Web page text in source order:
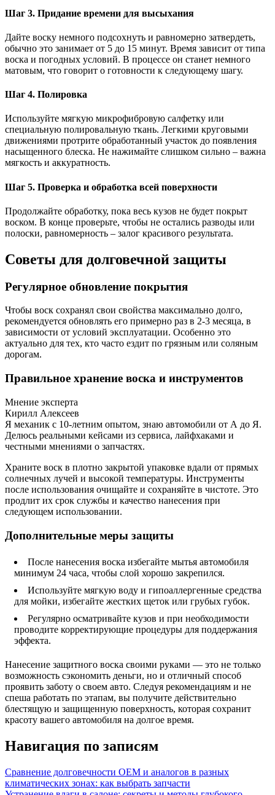
Шаг 3. Придание времени для высыхания
Дайте воску немного подсохнуть и равномерно затвердеть,
обычно это занимает от 5 до 15 минут. Время зависит от типа
воска и погодных условий. В процессе он станет немного
матовым, что говорит о готовности к следующему шагу.
Шаг 4. Полировка
Используйте мягкую микрофибровую салфетку или
специальную полировальную ткань. Легкими круговыми
движениями протрите обработанный участок до появления
насыщенного блеска. Не нажимайте слишком сильно – важна
мягкость и аккуратность.
Шаг 5. Проверка и обработка всей поверхности
Продолжайте обработку, пока весь кузов не будет покрыт
воском. В конце проверьте, чтобы не остались разводы или
полоски, равномерность – залог красивого результата.
Советы для долговечной защиты
Регулярное обновление покрытия
Чтобы воск сохранял свои свойства максимально долго,
рекомендуется обновлять его примерно раз в 2-3 месяца, в
зависимости от условий эксплуатации. Особенно это
актуально для тех, кто часто ездит по грязным или соляным
дорогам.
Правильное хранение воска и инструментов
Мнение эксперта
Кирилл Алексеев
Я механик с 10-летним опытом, знаю автомобили от А до Я.
Делюсь реальными кейсами из сервиса, лайфхаками и
честными мнениями о запчастях.
Храните воск в плотно закрытой упаковке вдали от прямых
солнечных лучей и высокой температуры. Инструменты
после использования очищайте и сохраняйте в чистоте. Это
продлит их срок службы и качество нанесения при
следующем использовании.
Дополнительные меры защиты
После нанесения воска избегайте мытья автомобиля
минимум 24 часа, чтобы слой хорошо закрепился.
Используйте мягкую воду и гипоаллергенные средства
для мойки, избегайте жестких щеток или грубых губок.
Регулярно осматривайте кузов и при необходимости
проводите корректирующие процедуры для поддержания
эффекта.
Нанесение защитного воска своими руками — это не только
возможность сэкономить деньги, но и отличный способ
проявить заботу о своем авто. Следуя рекомендациям и не
спеша работать по этапам, вы получите действительно
блестящую и защищенную поверхность, которая сохранит
красоту вашего автомобиля на долгое время.
Навигация по записям
Сравнение долговечности OEM и аналогов в разных
климатических зонах: как выбрать запчасти